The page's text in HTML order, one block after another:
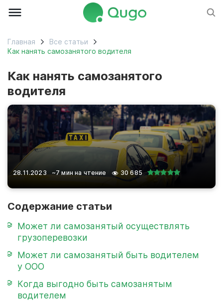
Главная
Все статьи
Как нанять самозанятого водителя
Как нанять самозанятого
водителя
28.11.2023 ~7 мин на чтение 30 685
Содержание статьи
Может ли самозанятый осуществлять
грузоперевозки
Может ли самозанятый быть водителем
у ООО
Когда выгодно быть самозанятым
водителем